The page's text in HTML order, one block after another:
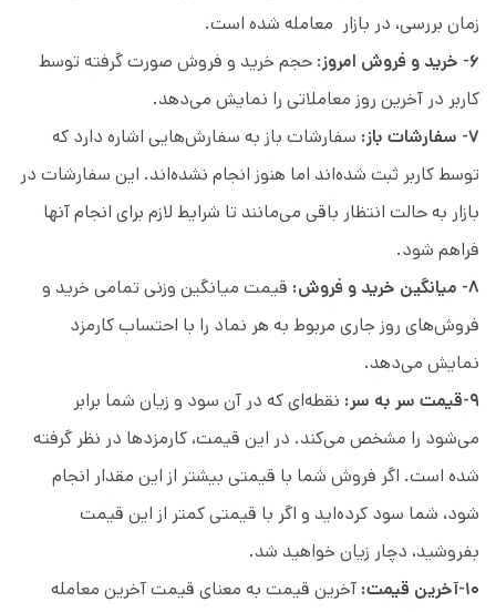
زمان بررسی، در بازار معامله شده است.
۶- خرید و فروش امروز
: حجم خرید و فروش صورت گرفته توسط
کاربر در آخرین روز معاملاتی را نمایش می‌دهد.
۷- سفارشات باز:
سفارشات باز به سفارش‌هایی اشاره دارد که
توسط کاربر ثبت شده‌اند اما هنوز انجام نشده‌اند. این سفارشات در
بازار به حالت انتظار باقی می‌مانند تا شرایط لازم برای انجام آنها
فراهم شود.
۸- میانگین خرید و فروش:
قیمت میانگین وزنی تمامی خرید و
فروش‌های روز جاری مربوط به هر نماد را با احتساب کارمزد
نمایش می‌دهد.
۹-قیمت سر به سر:
نقطه‌ای که در آن سود و زیان شما برابر
می‌شود را مشخص می‌کند. در این قیمت، کارمزدها در نظر گرفته
شده است. اگر فروش شما با قیمتی بیشتر از این مقدار انجام
شود، شما سود کرده‌اید و اگر با قیمتی کمتر از این قیمت
بفروشید، دچار زیان خواهید شد.
۱۰-آخرین قیمت:
آخرین قیمت به معنای قیمت آخرین معامله